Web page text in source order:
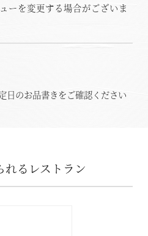
ーを変更する場合がございま
日のお品書きをご確認ください
れるレストラン